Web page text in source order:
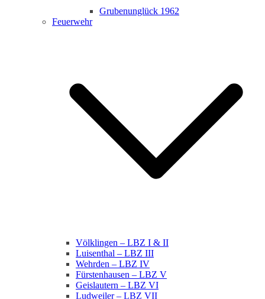
Grubenunglück 1962
Feuerwehr
Völklingen – LBZ I & II
Luisenthal – LBZ III
Wehrden – LBZ IV
Fürstenhausen – LBZ V
Geislautern – LBZ VI
Ludweiler – LBZ VII